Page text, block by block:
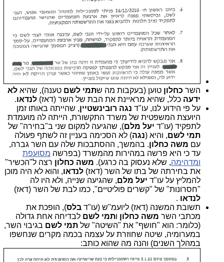
השר כחלון טוען (בעקבות מה שתמי לשם טענה), שהיא לא
ידעה כלל, שהיא מראיינת את הבת של השר (דאז) לנדאו.
על פי הידוע לנו, עו"ד נגה רובינשטיין, שהייתה באותו זמן
היועצת המשפטית של משרד התקשורת, הייתה לה מועמדת
לתפקיד (עו"ד יעל מלם), שהגיעה למקום שני ב"בחירה" של
תמי לשם, והיא (נגה) לא הסכימה בעניין זה לשתף פעולה
עם משה כחלון. בהמשך, ההסתבכות שלה עם השר גברה,
עד כי היא פרשה במהירות מהמשרד (בפרשה מסועפת
ומדהימה, שלא נעסוק בה כרגע). משה כחלון רצה ל"הכשיר"
את בחירתה של בתו של השר (דאז) לנדאו, והוא לא היה מוכן
להמליץ על עו"ד יעל מלם, שהגיעה שנייה, ולא היו לה
"חסרונות" של "קשרים פוליטיים", כמו לבת של השר (דאז)
לנדאו .
תשובת המשנה (דאז) ליועמ"ש (עו"ד בלס), הופכת את
מכתבי השר משה כחלון ותמי לשם לבדיחה אחת גדולה
(כלומר: הוא "חושף" את "השיטה" של תמי לשם בגיבוי השר,
במערומיה, שיטה שחוזרת על עצמה בכמה מקרים שנחשפו
במהלך השנים) והנה מה שהוא כותב: